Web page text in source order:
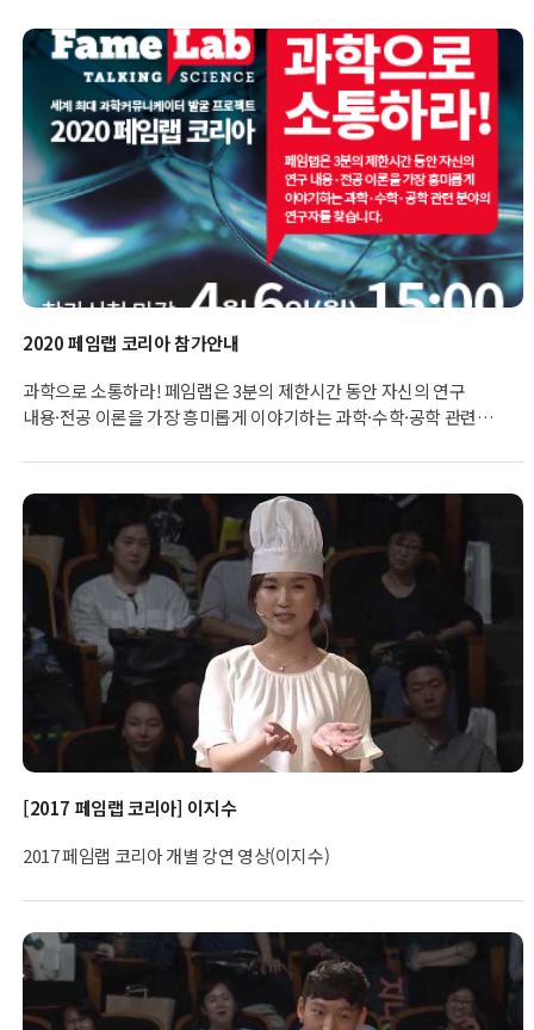
2020 페임랩 코리아 참가안내
과학으로 소통하라! 페임랩은 3분의 제한시간 동안 자신의 연구
내용·전공 이론을 가장 흥미롭게 이야기하는 과학·수학·공학 관련
[2017 페임랩 코리아] 이지수
2017 페임랩 코리아 개별 강연 영상(이지수)